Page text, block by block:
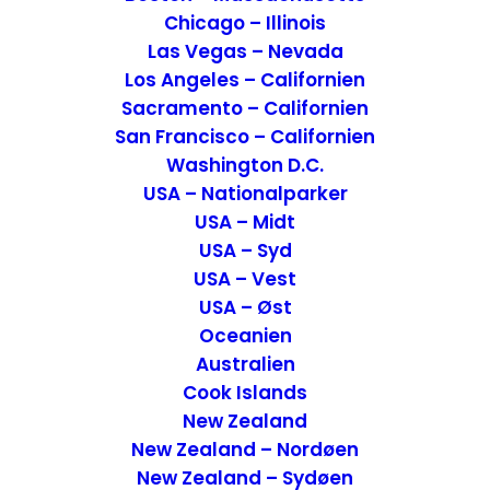
Chicago – Illinois
Las Vegas – Nevada
Los Angeles – Californien
Sacramento – Californien
San Francisco – Californien
Washington D.C.
USA – Nationalparker
USA – Midt
USA – Syd
USA – Vest
USA – Øst
Oceanien
Australien
Cook Islands
New Zealand
New Zealand – Nordøen
New Zealand – Sydøen
formiddagen med toget
og afleverede min bagage i
receptionen. Allerede her fornemmede
jeg, den hyggelige stemning og servicen